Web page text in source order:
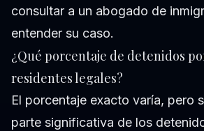
consultar a un abogado de
entender su caso.
¿Qué porcentaje de detenidos
residentes legales?
El porcentaje exacto varía, pero
parte significativa de los